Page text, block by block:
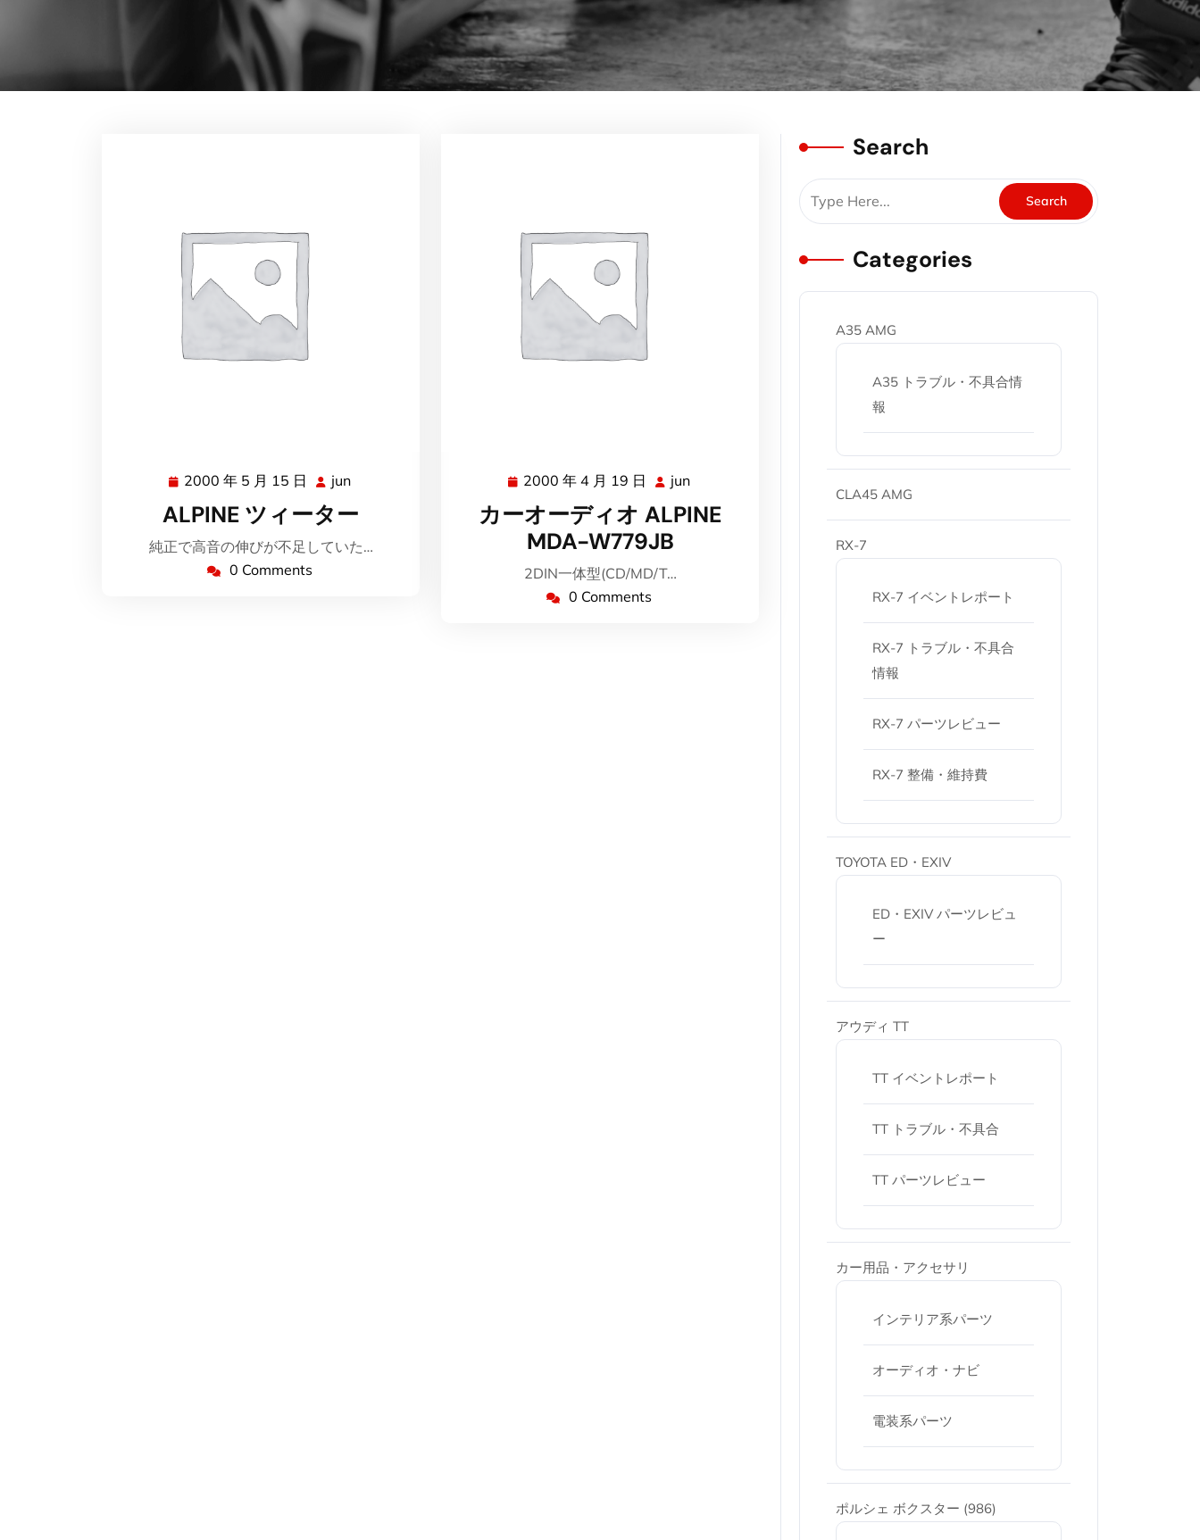
2000 年 5 月 15 日 2000
年
5
月
15
jun
ALPINE ツィーター
純正で高音の伸びが不足していた…
0 Comments
2000 年 4 月 19 日 2000
年
4
月
19
jun
カーオーディオ ALPINE
MDA-W779JB
2DIN一体型(CD/MD/T…
0 Comments
Search
Categories
A35 AMG
A35 トラブル・不具合情
報
CLA45 AMG
RX-7
RX-7 イベントレポート
RX-7 トラブル・不具合
情報
RX-7 パーツレビュー
RX-7 整備・維持費
TOYOTA ED・EXIV
ED・EXIV パーツレビュ
ー
アウディ TT
TT イベントレポート
TT トラブル・不具合
TT パーツレビュー
カー用品・アクセサリ
インテリア系パーツ
オーディオ・ナビ
電装系パーツ
ポルシェ ボクスター (986)